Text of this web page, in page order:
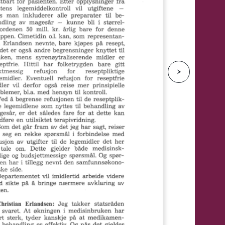
N
e
s
t
e
s
i
d
e